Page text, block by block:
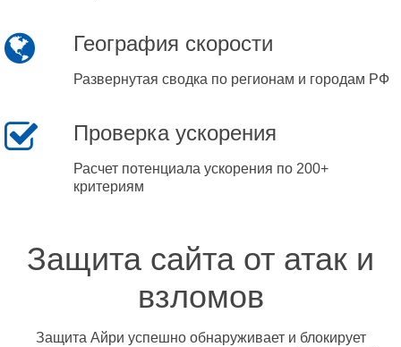
География скорости
Развернутая сводка по регионам и городам РФ
Проверка ускорения
Расчет потенциала ускорения по 200+
критериям
Защита сайта от атак и
взломов
Защита Айри успешно обнаруживает и блокирует